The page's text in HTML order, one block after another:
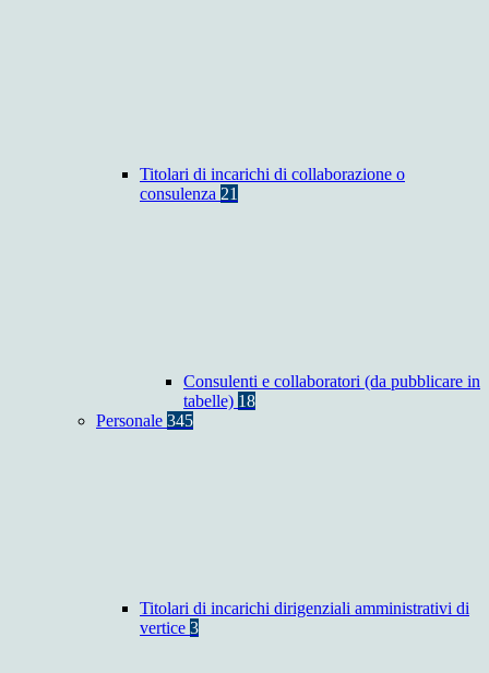
Titolari di incarichi di collaborazione o
consulenza 21
Consulenti e collaboratori (da pubblicare in
tabelle) 18
Personale 345
Titolari di incarichi dirigenziali amministrativi di
vertice 3